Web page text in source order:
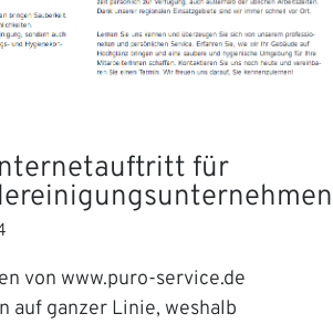
für
von www.puro-service.de
auf ganzer Linie, weshalb